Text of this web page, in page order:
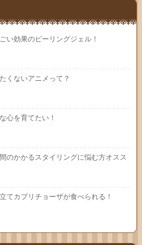
い効果のピーリングジェル！
くないアニメって？
心を育てたい！
のかかるスタイリングに悩む方オスス
てカプリチョーザが食べられる！